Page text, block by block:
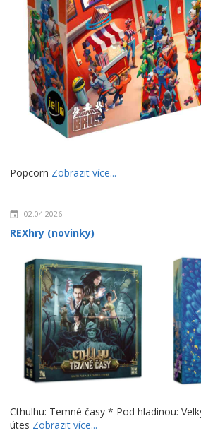
Popcorn Zobrazit více...
02.04.2026
REXhry (novinky)
Cthulhu: Temné časy * Pod hladinou:
útes Zobrazit více...